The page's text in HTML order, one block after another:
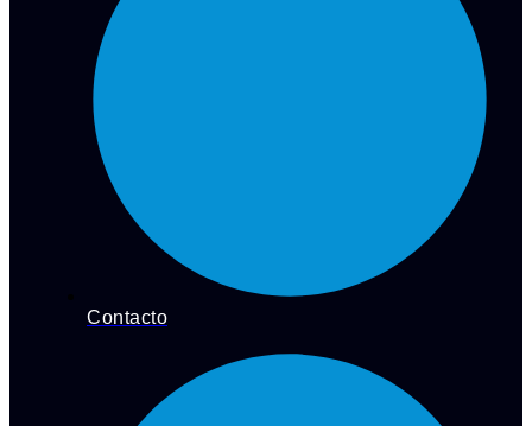
Contacto